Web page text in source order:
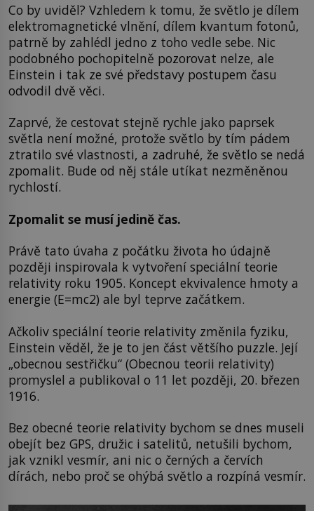
Co by uviděl? Vzhledem k tomu, že světlo je dílem
elektromagnetické vlnění, dílem kvantum fotonů,
patrně by zahlédl jedno z toho vedle sebe. Nic
podobného pochopitelně pozorovat nelze, ale
Einstein i tak ze své představy postupem času
odvodil dvě věci.
Zaprvé, že cestovat stejně rychle jako paprsek
světla není možné, protože světlo by tím pádem
ztratilo své vlastnosti, a zadruhé, že světlo se nedá
zpomalit. Bude od něj stále utíkat nezměněnou
rychlostí.
Zpomalit se musí jedině čas.
Právě tato úvaha z počátku života ho údajně
později inspirovala k vytvoření speciální teorie
relativity roku 1905. Koncept ekvivalence hmoty a
energie (E=mc2) ale byl teprve začátkem.
Ačkoliv speciální teorie relativity změnila fyziku,
Einstein věděl, že je to jen část většího puzzle. Její
„obecnou sestřičku“ (Obecnou teorii relativity)
promyslel a publikoval o 11 let později, 20. březen
1916.
Bez obecné teorie relativity bychom se dnes museli
obejít bez GPS, družic i satelitů, netušili bychom,
jak vznikl vesmír, ani nic o černých a červích
dírách, nebo proč se ohýbá světlo a rozpíná vesmír.